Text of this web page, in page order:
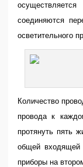
соединяются
осветительного
Количество
провода к
протянуть пять
общей
приборы на